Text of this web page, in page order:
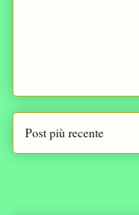
Post più recente